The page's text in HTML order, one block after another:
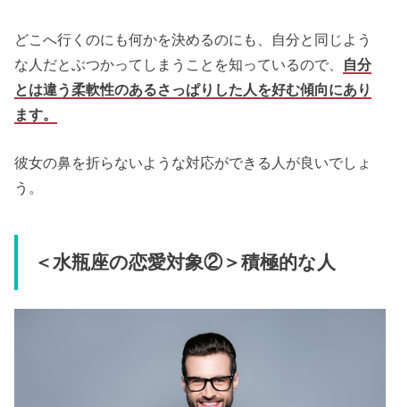
どこへ行くのにも何かを決めるのにも、自分と同じよう
な人だとぶつかってしまうことを知っているので、 自分
とは違う柔軟性のあるさっぱりした人を好む傾向にあり
ます。
彼女の鼻を折らないような対応ができる人が良いでしょ
う。
＜水瓶座の恋愛対象②＞積極的な人